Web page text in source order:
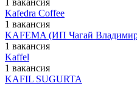
1 вакансия
Kafedra Coffee
1 вакансия
KAFEMA (ИП Чагай
1 вакансия
Kaffel
1 вакансия
KAFIL SUGURTA